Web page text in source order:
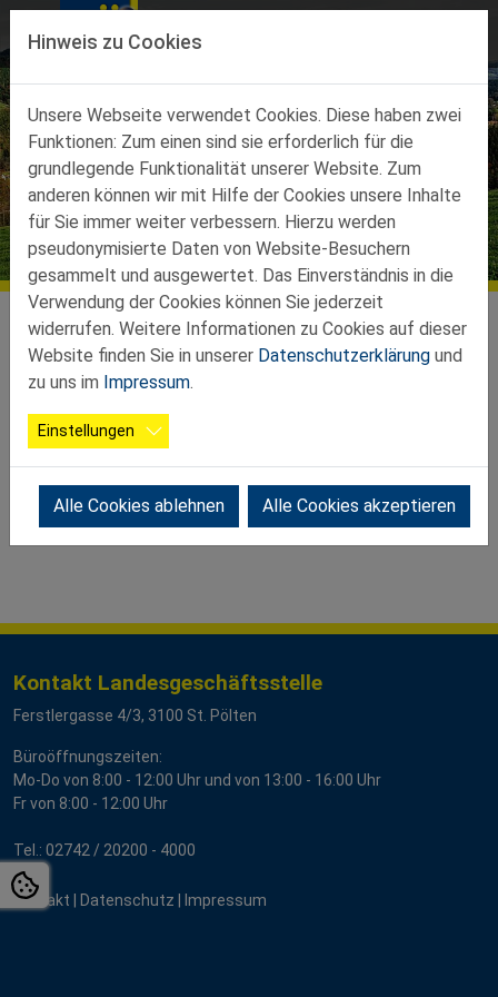
Direkt zur Hauptnavigation springen
Direkt zum Inhalt springen
Termine
Teilbezirke
Ortsgruppen Teilbez. Neunkirchen Würflach Termine
Es gibt keine Veranstaltungen in der aktuellen Ansicht.
Kontakt Landesgeschäftsstelle
Ferstlergasse 4/3, 3100 St. Pölten
Büroöffnungszeiten:
Mo-Do von 8:00 - 12:00 Uhr und von 13:00 - 16:00 Uhr
Fr von 8:00 - 12:00 Uhr
Tel.: 02742 / 20200 - 4000
Kontakt Datenschutz Impressum
Hinweis zu Cookies
Unsere Webseite verwendet Cookies. Diese haben zwei
Funktionen: Zum einen sind sie erforderlich für die
grundlegende Funktionalität unserer Website. Zum
anderen können wir mit Hilfe der Cookies unsere Inhalte
für Sie immer weiter verbessern. Hierzu werden
pseudonymisierte Daten von Website-Besuchern
gesammelt und ausgewertet. Das Einverständnis in die
Verwendung der Cookies können Sie jederzeit
widerrufen. Weitere Informationen zu Cookies auf dieser
Website finden Sie in unserer Datenschutzerklärung und
zu uns im Impressum.
Einstellungen
Alle Cookies ablehnen Alle Cookies akzeptieren